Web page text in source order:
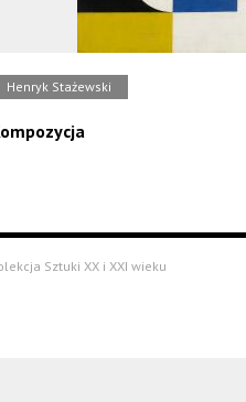
Henryk Stażewski
Sztuki XX i XXI wieku